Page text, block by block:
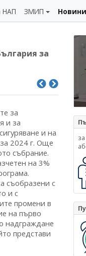
НАП ЗМИП Новини
за
за
и за
и на
2024 г. Още
събрание.
на 3%
съобразени с
и с
промени в
на първо
надграждане
представи
за